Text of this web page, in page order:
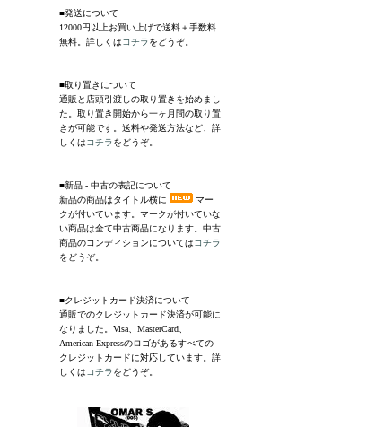
■発送について
12000円以上お買い上げで送料＋手数料
無料。詳しくはコチラをどうぞ。
■取り置きについて
通販と店頭引渡しの取り置きを始めまし
た。取り置き開始から一ヶ月間の取り置
きが可能です。送料や発送方法など、詳
しくはコチラをどうぞ。
■新品 - 中古の表記について
新品の商品はタイトル横に
マー
クが付いています。マークが付いていな
い商品は全て中古商品になります。中古
商品のコンディションについてはコチラ
をどうぞ。
■クレジットカード決済について
通販でのクレジットカード決済が可能に
なりました。Visa、MasterCard、
American Expressのロゴがあるすべての
クレジットカードに対応しています。詳
しくはコチラをどうぞ。